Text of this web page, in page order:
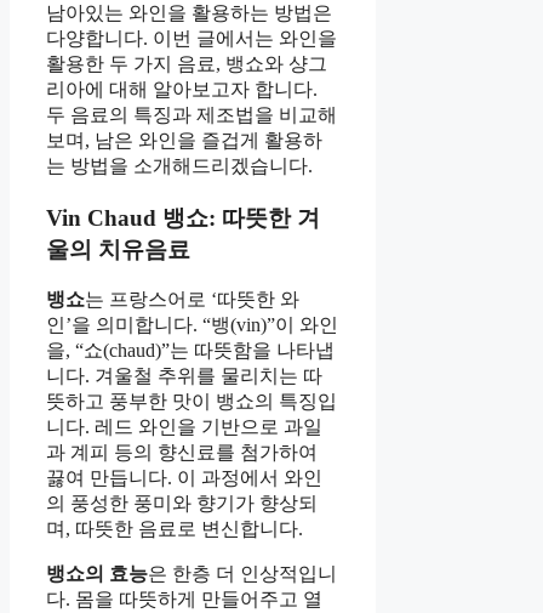
남아있는 와인을 활용하는 방법은
다양합니다. 이번 글에서는 와인을
활용한 두 가지 음료, 뱅쇼와 샹그
리아에 대해 알아보고자 합니다.
두 음료의 특징과 제조법을 비교해
보며, 남은 와인을 즐겁게 활용하
는 방법을 소개해드리겠습니다.
Vin Chaud 뱅쇼: 따뜻한 겨
울의 치유음료
뱅쇼는 프랑스어로 ‘따뜻한 와
인’을 의미합니다. “뱅(vin)”이 와인
을, “쇼(chaud)”는 따뜻함을 나타냅
니다. 겨울철 추위를 물리치는 따
뜻하고 풍부한 맛이 뱅쇼의 특징입
니다. 레드 와인을 기반으로 과일
과 계피 등의 향신료를 첨가하여
끓여 만듭니다. 이 과정에서 와인
의 풍성한 풍미와 향기가 향상되
며, 따뜻한 음료로 변신합니다.
뱅쇼의 효능은 한층 더 인상적입니
다. 몸을 따뜻하게 만들어주고 열